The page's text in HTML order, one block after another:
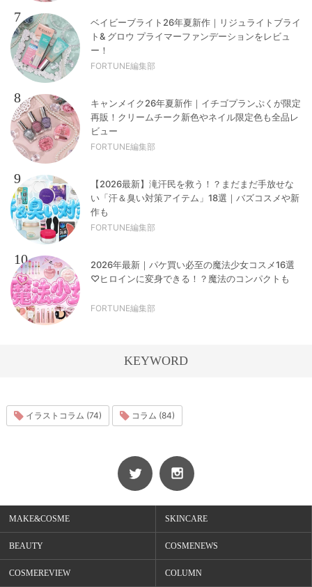
7
ベイビーブライト26年夏新作｜リジュライトブライ
ト& グロウ プライマーファンデーションをレビュ
ー！
FORTUNE編集部
8
キャンメイク26年夏新作｜イチゴプランぷくが限定
再販！クリームチーク新色やネイル限定色も全品レ
ビュー
FORTUNE編集部
9
【2026最新】滝汗民を救う！？まだまだ手放せな
い「汗＆臭い対策アイテム」18選｜バズコスメや新
作も
FORTUNE編集部
10
2026年最新｜パケ買い必至の魔法少女コスメ16選
♡ヒロインに変身できる！？魔法のコンパクトも
FORTUNE編集部
KEYWORD
イラストコラム (74) コラム (84)
MAKE&COSME SKINCARE
BEAUTY COSMENEWS
COSMEREVIEW COLUMN